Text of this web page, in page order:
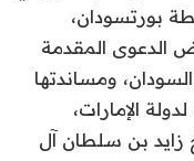
بورتسودان،
الدعوى المقدمة
ومساندتها
الإمارات،
زايد بن سلطان آل